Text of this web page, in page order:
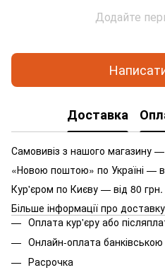
Додайте
Доставка
Самовивіз з нашого магазину
«Новою поштою» по Україні —
Кур'єром по Києву — від 80 грн.
Більше інформації про доставку
Оплата кур'єру або
Онлайн-оплата
Расрочка